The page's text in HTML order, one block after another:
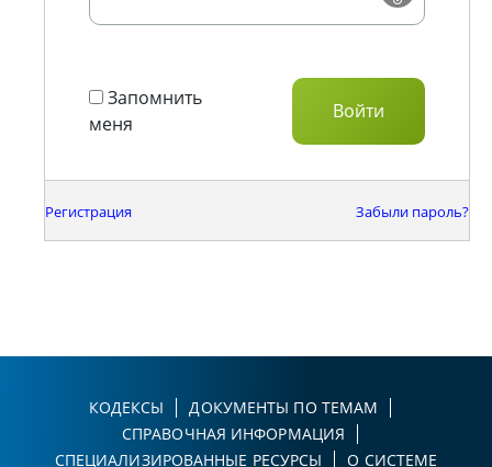
Запомнить
меня
Регистрация Забыли пароль?
КОДЕКСЫ
ДОКУМЕНТЫ ПО ТЕМАМ
СПРАВОЧНАЯ ИНФОРМАЦИЯ
СПЕЦИАЛИЗИРОВАННЫЕ РЕСУРСЫ
О СИСТЕМЕ